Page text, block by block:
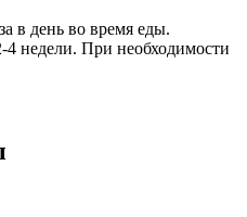
в день во время еды.
недели. При необходимости